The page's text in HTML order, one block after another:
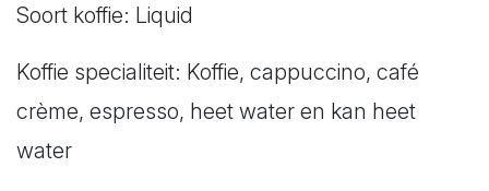
Soort koffie: Liquid
Koffie specialiteit: Koffie, cappuccino, café
crème, espresso, heet water en kan heet
water